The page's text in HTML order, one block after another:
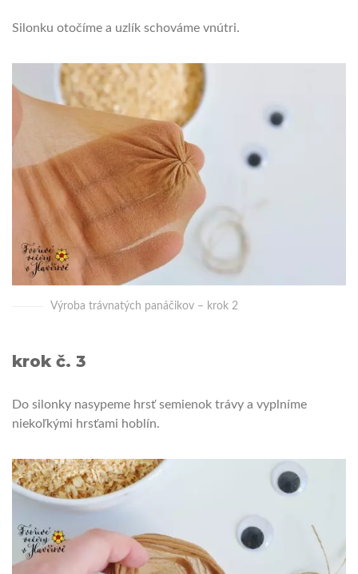
Silonku otočíme a uzlík schováme vnútri.
Výroba trávnatých panáčikov – krok 2
krok č. 3
Do silonky nasypeme hrsť semienok trávy a vyplníme
niekoľkými hrsťami hoblín.